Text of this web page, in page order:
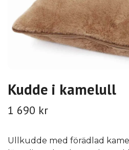
Kudde i kamelull
1 690 kr
Ullkudde med förädlad